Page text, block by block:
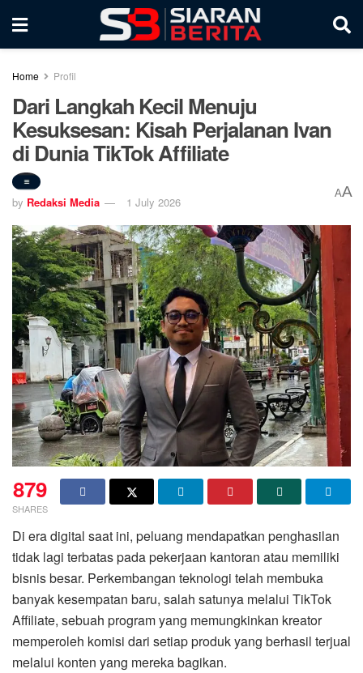
Home Profil
Dari Langkah Kecil Menuju
Kesuksesan: Kisah Perjalanan Ivan
di Dunia TikTok Affiliate
by Redaksi Media 1 July 2026
AA
879
SHARES
Di era digital saat ini, peluang mendapatkan penghasilan
tidak lagi terbatas pada pekerjaan kantoran atau memiliki
bisnis besar. Perkembangan teknologi telah membuka
banyak kesempatan baru, salah satunya melalui TikTok
Affiliate, sebuah program yang memungkinkan kreator
memperoleh komisi dari setiap produk yang berhasil terjual
melalui konten yang mereka bagikan.